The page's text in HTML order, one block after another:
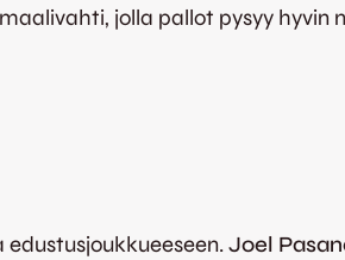
jolla pallot pysyy hyvin
Joel